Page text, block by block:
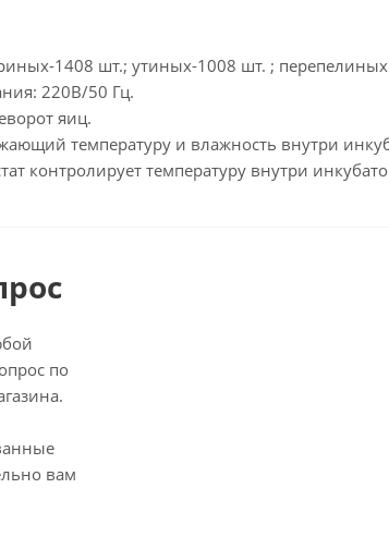
1408 шт.; утиных-1008 шт. ;
220В/50 Гц.
яиц.
температуру и влажность внутри
контролирует температуру внутри
по
вам